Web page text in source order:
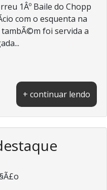
1Âº Baile do Chopp
com o esquenta na
foi servida a
+ continuar lendo